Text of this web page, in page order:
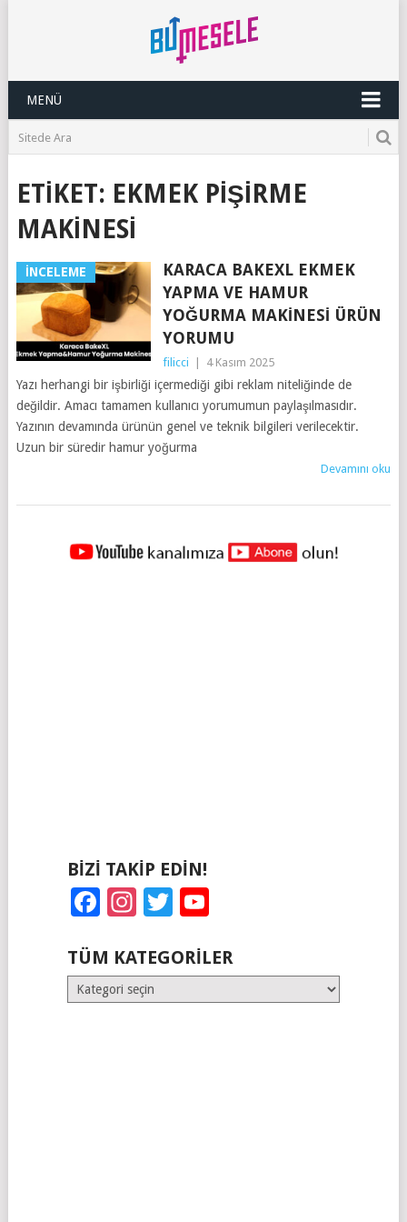
MENÜ
ETIKET: EKMEK PIŞIRME
MAKINESI
İNCELEME
KARACA BAKEXL EKMEK
YAPMA VE HAMUR
YOĞURMA MAKINESI ÜRÜN
YORUMU
filicci 4 Kasım 2025
Yazı herhangi bir işbirliği içermediği gibi reklam niteliğinde de
değildir. Amacı tamamen kullanıcı yorumumun paylaşılmasıdır.
Yazının devamında ürünün genel ve teknik bilgileri verilecektir.
Uzun bir süredir hamur yoğurma
Devamını oku
YAZILAR
BIZI TAKIP EDIN!
Facebook
Instagram
Twitter
TÜM KATEGORILER
Tüm
Kategoriler